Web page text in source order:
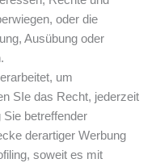
oder die
Ausübung oder
um
SIe das Recht, jederzeit
Sie betreffender
derartiger Werbung
soweit es mit